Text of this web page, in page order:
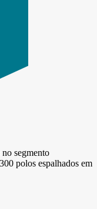
segmento
polos espalhados em